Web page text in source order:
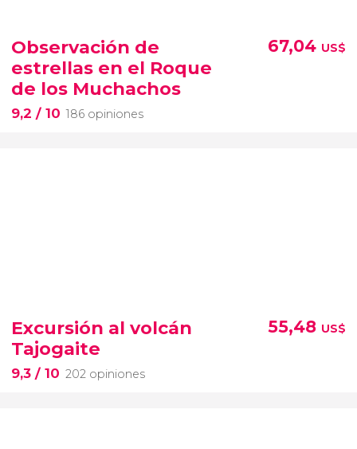
Observación de
estrellas en el Roque
de los Muchachos
9,2 / 10 186 opiniones
67,04 US$
Excursión al volcán
Tajogaite
9,3 / 10 202 opiniones
55,48 US$